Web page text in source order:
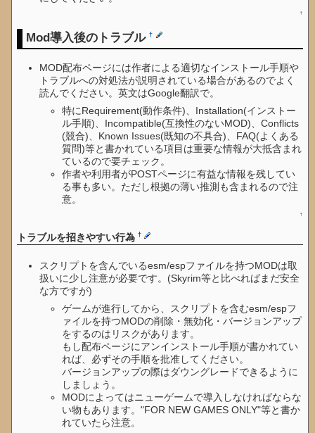
↑
Mod導入後のトラブル†
MOD配布ページには作者による適切なインストール手順や
トラブルへの対処法が説明されている場合があるのでよく
読んでください。英文はGoogle翻訳で。
特にRequirement(動作条件)、Installation(インストー
ル手順)、Incompatible(互換性のないMOD)、Conflicts
(競合)、Known Issues(既知の不具合)、FAQ(よくある
質問)等と書かれている項目は重要な情報が大抵含まれ
ているので要チェック。
作者や利用者がPOSTページに有益な情報を残してい
る事も多い。ただし根拠の薄い推測も含まれるので注
意。
↑
トラブルを招きやすい行為†
スクリプトを含んでいるesm/espファイルを持つMODは取
扱いに少し注意が必要です。(Skyrim等と比べればまだ安全
な方ですが)
ゲームが進行してから、スクリプトを含むesm/espフ
ァイルを持つMODの削除・無効化・バージョンアップ
をするのはリスクがあります。
もし配布ページにアンインストール手順が書かれてい
れば、必ずその手順を批准してください。
バージョンアップの際はダウングレードできるように
しましょう。
MODによってはニューゲームで導入しなければならな
い物もあります。"FOR NEW GAMES ONLY"等と書か
れていたら注意。